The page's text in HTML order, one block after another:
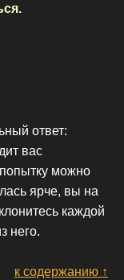
ответ:
вас
можно
ярче, вы на
каждой
него.
к содержанию ↑